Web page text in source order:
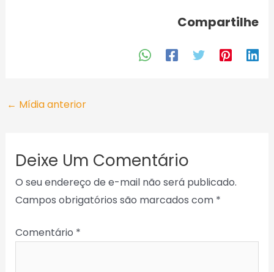
Compartilhe
← Mídia anterior
Deixe Um Comentário
O seu endereço de e-mail não será publicado.
Campos obrigatórios são marcados com *
Comentário *